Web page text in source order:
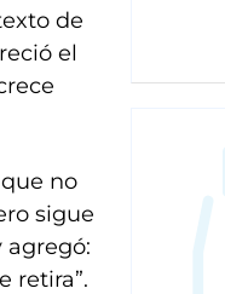
de
el
no
sigue
agregó:
retira”.